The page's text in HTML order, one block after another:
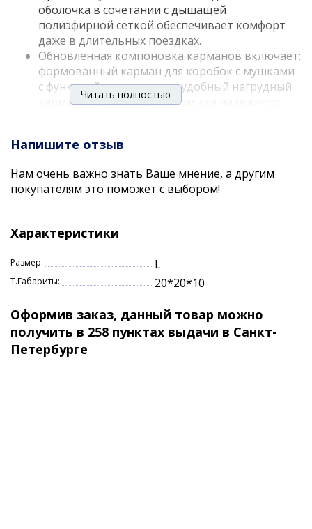
оболочка в сочетании с дышащей
полиэфирной сеткой обеспечивает комфорт
даже в длительных поездках.
Обновлённая компоновка карманов включает:
формованный карман для коробок с мушками
с функцией компрессии и удобный нагрудный
карман с быстрым доступом для надёжного
четыре кармана-«капли» на липучках с
молнии для улова.
Четыре внутренних кармана-«капли» для
Петля-«третья рука» для удилища и D-
Уплотнённый воротник для комфорта в
течение всего дня.
ТЕХНОЛОГИЯ ТКАНИ:
Оболочка — 100% нейлон рипстоп; сетка — 100%
полиэстер
Вес: 0,8 фунта (около 363 г)
Читать полностью
Напишите отзыв
Нам очень важно знать Ваше мнение, а другим
покупателям это поможет с выбором!
Характеристики
Размер: L
Т.Габариты: 20*20*10
Оформив заказ, данный товар можно
получить в 258 пунктах выдачи в Санкт-
Петербурге